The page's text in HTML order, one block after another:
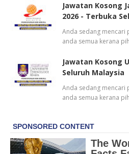
Jawatan Kosong
2026 - Terbuka
Anda sedang mencari
anda semua kerana
Jawatan Kosong
Seluruh Malaysia
Anda sedang mencari
anda semua kerana